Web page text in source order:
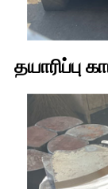
தயாரிப்பு